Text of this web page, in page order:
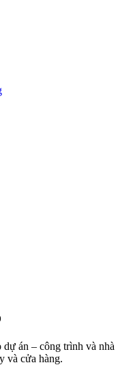
dự án – công trình và nhà
và cửa hàng.